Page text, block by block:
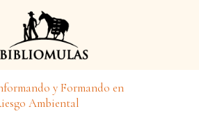
y Formando en
Ambiental